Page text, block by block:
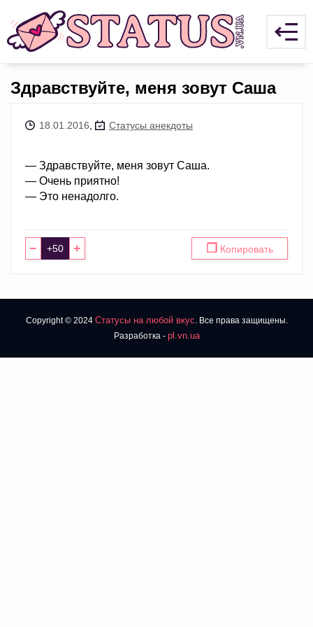
Здравствуйте, меня зовут Саша
18.01.2016 Статусы анекдоты
— Здравствуйте, меня зовут Саша.
— Очень приятно!
— Это ненадолго.
− + ❐ Копировать
Copyright © 2024 Статусы на любой вкус. Все права защищены.
Разработка - pl.vn.ua